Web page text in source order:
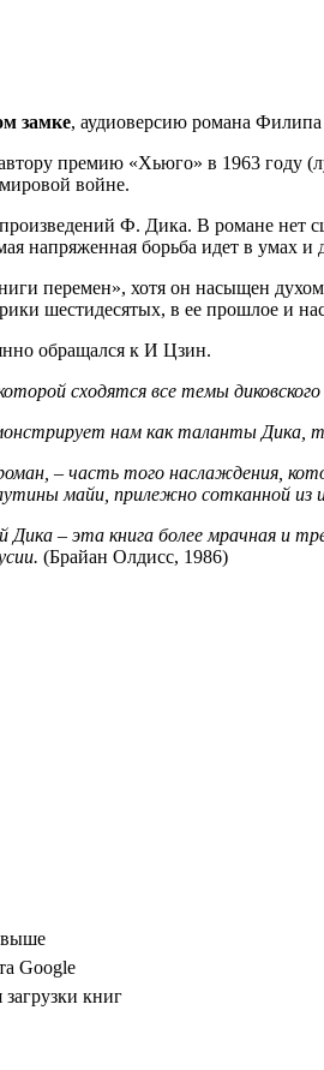
замке, аудиоверсию романа
премию «Хьюго» в 1963 году
войне.
Ф. Дика. В романе нет
напряженная борьба идет в умах и
перемен», хотя он насыщен
шестидесятых, в ее прошлое и
обращался к И Цзин.
сходятся все темы
нам как таланты
– часть того наслаждения,
майи, прилежно сотканной из
– эта книга более мрачная и
(Брайан Олдисс, 1986)
выше
Google
книг